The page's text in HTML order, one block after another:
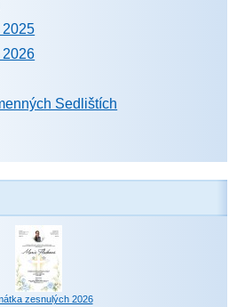
2025
2026
Sedlištích
zesnulých 2026